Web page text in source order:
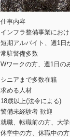
仕事内容
インフラ整備事業にお
短期アルバイト、週1日
常駐警備多数
Wワークの方、週1日の
シニアまで多数在籍
求める人材
18歳以上(法令による)
警備未経験者 歓迎
就職、転職前の方、大
休学中の方、休職中の方